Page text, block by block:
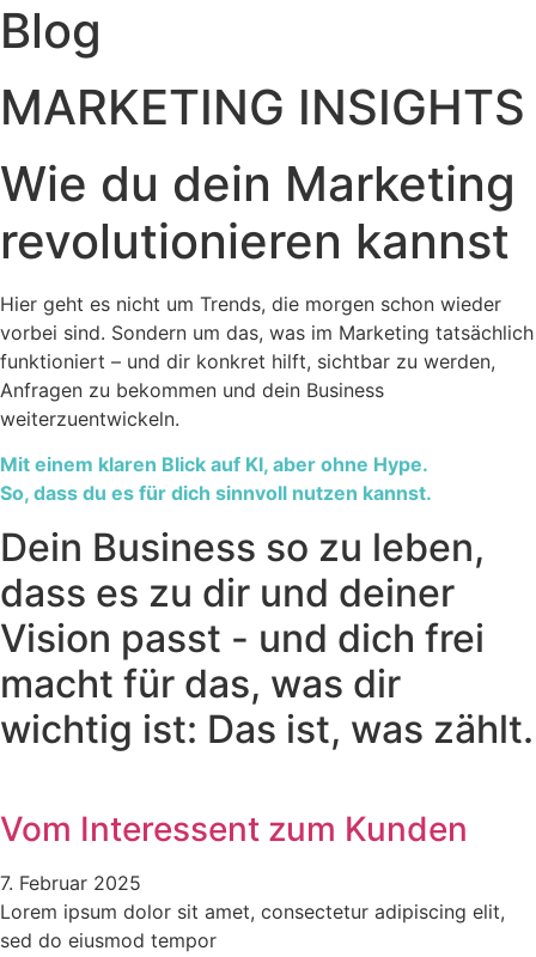
Blog
MARKETING INSIGHTS
Wie du dein Marketing
revolutionieren kannst
Hier geht es nicht um Trends, die morgen schon wieder
vorbei sind. Sondern um das, was im Marketing tatsächlich
funktioniert – und dir konkret hilft, sichtbar zu werden,
Anfragen zu bekommen und dein Business
weiterzuentwickeln.
Mit einem klaren Blick auf KI, aber ohne Hype.
So, dass du es für dich sinnvoll nutzen kannst.
Dein Business so zu leben,
dass es zu dir und deiner
Vision passt - und dich frei
macht für das, was dir
wichtig ist: Das ist, was zählt.
Vom Interessent zum Kunden
7. Februar 2025
Lorem ipsum dolor sit amet, consectetur adipiscing elit,
sed do eiusmod tempor